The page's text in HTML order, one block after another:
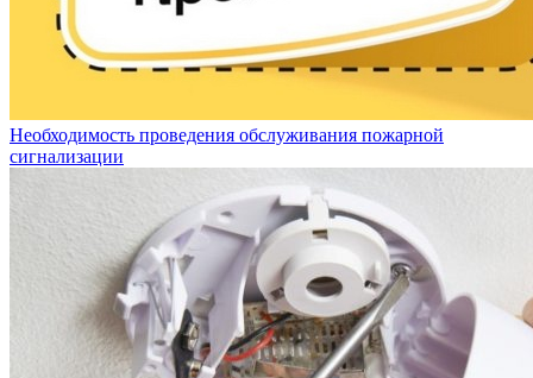
Необходимость проведения обслуживания пожарной
сигнализации